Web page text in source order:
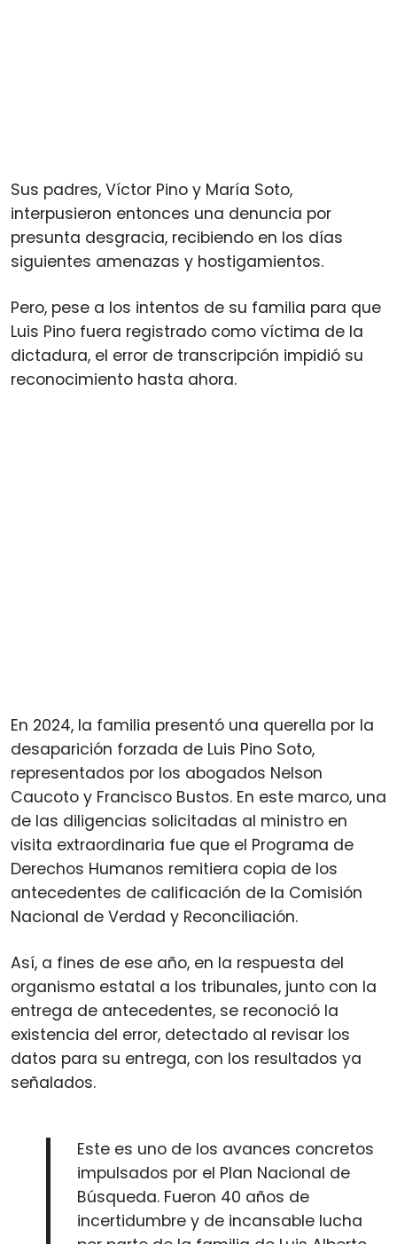
Sus padres, Víctor Pino y María Soto,
interpusieron entonces una denuncia por
presunta desgracia, recibiendo en los días
siguientes amenazas y hostigamientos.
Pero, pese a los intentos de su familia para que
Luis Pino fuera registrado como víctima de la
dictadura, el error de transcripción impidió su
reconocimiento hasta ahora.
En 2024, la familia presentó una querella por la
desaparición forzada de Luis Pino Soto,
representados por los abogados Nelson
Caucoto y Francisco Bustos. En este marco, una
de las diligencias solicitadas al ministro en
visita extraordinaria fue que el Programa de
Derechos Humanos remitiera copia de los
antecedentes de calificación de la Comisión
Nacional de Verdad y Reconciliación.
Así, a fines de ese año, en la respuesta del
organismo estatal a los tribunales, junto con la
entrega de antecedentes, se reconoció la
existencia del error, detectado al revisar los
datos para su entrega, con los resultados ya
señalados.
Este es uno de los avances concretos
impulsados por el Plan Nacional de
Búsqueda. Fueron 40 años de
incertidumbre y de incansable lucha